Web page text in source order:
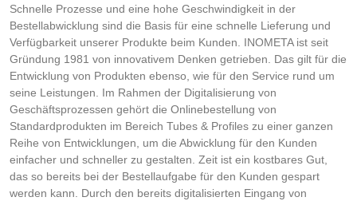
Schnelle Prozesse und eine hohe Geschwindigkeit in der
Bestellabwicklung sind die Basis für eine schnelle Lieferung und
Verfügbarkeit unserer Produkte beim Kunden. INOMETA ist seit
Gründung 1981 von innovativem Denken getrieben. Das gilt für die
Entwicklung von Produkten ebenso, wie für den Service rund um
seine Leistungen. Im Rahmen der Digitalisierung von
Geschäftsprozessen gehört die Onlinebestellung von
Standardprodukten im Bereich Tubes & Profiles zu einer ganzen
Reihe von Entwicklungen, um die Abwicklung für den Kunden
einfacher und schneller zu gestalten. Zeit ist ein kostbares Gut,
das so bereits bei der Bestellaufgabe für den Kunden gespart
werden kann. Durch den bereits digitalisierten Eingang von